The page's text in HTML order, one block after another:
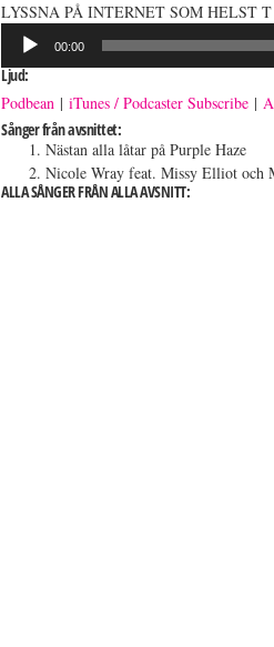
LYSSNA PÅ INTERNET SOM HELST
Ljudspelare
00:00
Ljud:
Podbean |iTunes / Podcaster Subscribe |
Sånger från avsnittet:
Nästan alla låtar på Purple Haze
Nicole Wray feat. Missy Elliot och
ALLA SÅNGER FRÅN ALLA AVSNITT: